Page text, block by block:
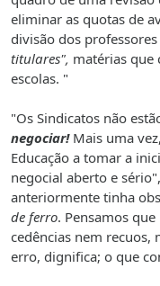
eliminar as quotas de
divisão dos
titulares", matérias que
escolas. "
"Os Sindicatos não
negociar!Mais uma
Educação a tomar a
negocial aberto e
anteriormente tinha
de ferro. Pensamos
cedências nem recuos,
erro, dignifica; o que